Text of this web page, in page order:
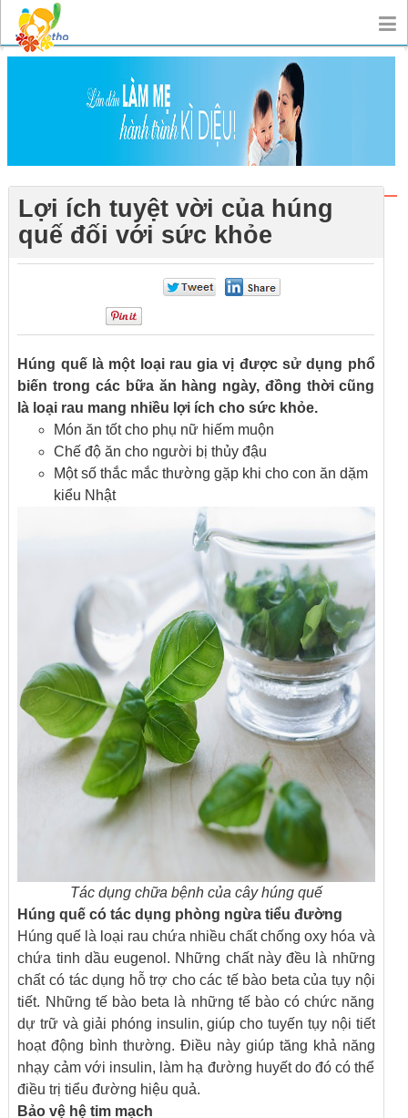
Lợi ích tuyệt vời của húng
quế đối với sức khỏe
0
Húng quế là một loại rau gia vị được sử dụng phổ
biến trong các bữa ăn hàng ngày, đồng thời cũng
là loại rau mang nhiều lợi ích cho sức khỏe.
Món ăn tốt cho phụ nữ hiếm muộn
Chế độ ăn cho người bị thủy đậu
Một số thắc mắc thường gặp khi cho con ăn dặm
kiểu Nhật
Tác dụng chữa bệnh của cây húng quế
Húng quế có tác dụng phòng ngừa tiểu đường
Húng quế là loại rau chứa nhiều chất chống oxy hóa và
chứa tinh dầu eugenol. Những chất này đều là những
chất có tác dụng hỗ trợ cho các tế bào beta của tụy nội
tiết. Những tế bào beta là những tế bào có chức năng
dự trữ và giải phóng insulin, giúp cho tuyến tụy nội tiết
hoạt động bình thường. Điều này giúp tăng khả năng
nhạy cảm với insulin, làm hạ đường huyết do đó có thể
điều trị tiểu đường hiệu quả.
Bảo vệ hệ tim mạch